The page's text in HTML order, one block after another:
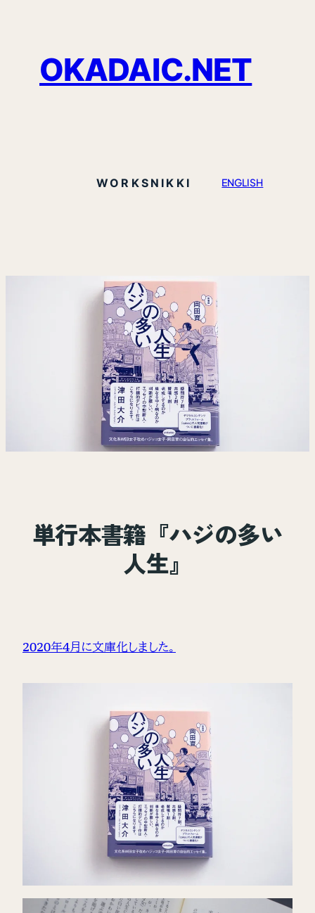
OKADAIC.NET
WORKS NIKKI ENGLISH
単行本書籍『ハジの多い
人生』
2020年4月に文庫化しました。